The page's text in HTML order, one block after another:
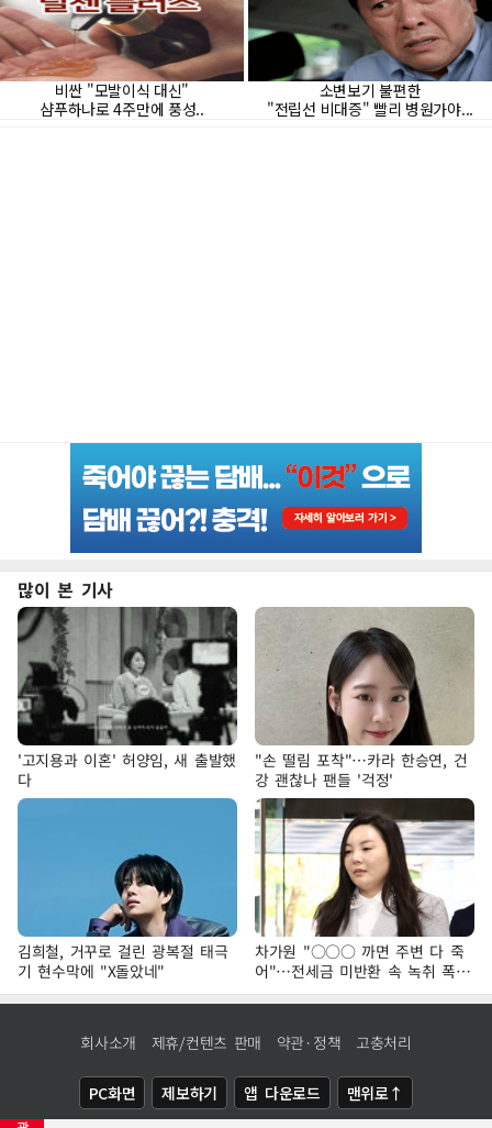
많이 본 기사
'고지용과 이혼' 허양임, 새 출발했
다
"손 떨림 포착"…카라 한승연, 건
강 괜찮나 팬들 '걱정'
김희철, 거꾸로 걸린 광복절 태극
기 현수막에 "X돌았네"
차가원 "○○○ 까면 주변 다 죽
어"…전세금 미반환 속 녹취 폭로
파장
회사소개 제휴/컨텐츠 판매 약관·정책 고충처리
PC화면 제보하기 앱 다운로드 맨위로↑